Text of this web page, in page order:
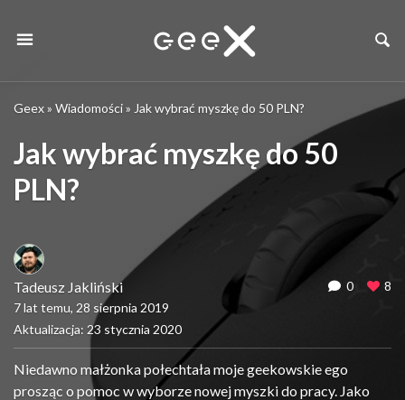
Geex» Wiadomości» Jak wybrać myszkę do 50 PLN?
Jak wybrać myszkę do 50
PLN?
Tadeusz Jakliński
7 lat temu, 28 sierpnia 2019
Aktualizacja: 23 stycznia 2020
0 8
Niedawno małżonka połechtała moje geekowskie ego
prosząc o pomoc w wyborze nowej myszki do pracy. Jako